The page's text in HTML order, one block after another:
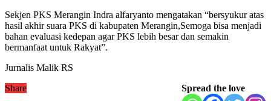
Sekjen PKS Merangin Indra alfaryanto mengatakan “bersyukur atas
hasil akhir suara PKS di kabupaten Merangin,Semoga bisa menjadi
bahan evaluasi kedepan agar PKS lebih besar dan semakin
bermanfaat untuk Rakyat”.
Jurnalis Malik RS
Spread the love
Share